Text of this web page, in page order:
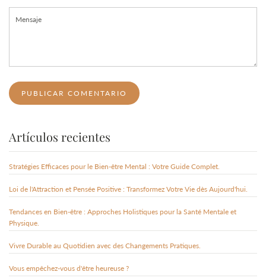
Artículos recientes
Stratégies Efficaces pour le Bien-être Mental : Votre Guide Complet.
Loi de l'Attraction et Pensée Positive : Transformez Votre Vie dès Aujourd'hui.
Tendances en Bien-être : Approches Holistiques pour la Santé Mentale et
Physique.
Vivre Durable au Quotidien avec des Changements Pratiques.
Vous empêchez-vous d'être heureuse ?